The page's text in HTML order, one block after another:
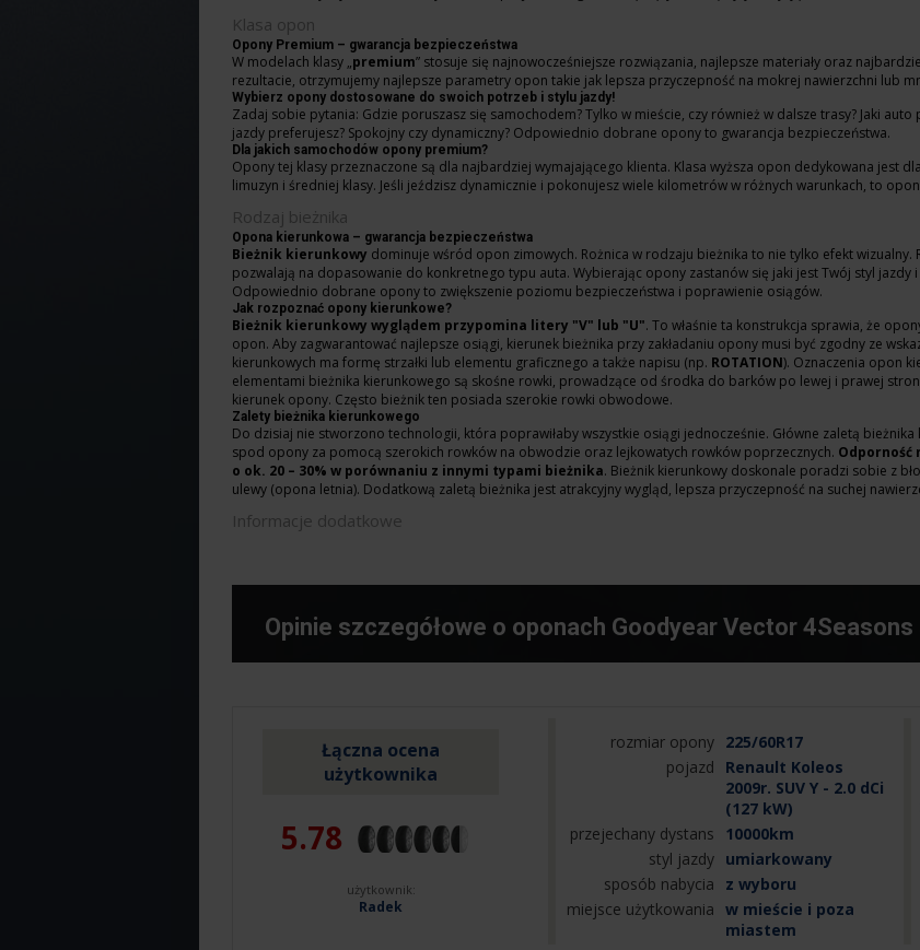
Klasa opon
Opony Premium – gwarancja bezpieczeństwa
W modelach klasy „premium” stosuje się najnowocześniejsze rozwiązania, najlepsze materiały oraz
rezultacie, otrzymujemy najlepsze parametry opon takie jak lepsza przyczepność na mokrej nawierzchni lub
Wybierz opony dostosowane do swoich potrzeb i stylu jazdy!
Zadaj sobie pytania: Gdzie poruszasz się samochodem? Tylko w mieście, czy również w dalsze trasy? Jaki auto
jazdy preferujesz? Spokojny czy dynamiczny? Odpowiednio dobrane opony to gwarancja bezpieczeństwa.
Dla jakich samochodów opony premium?
Opony tej klasy przeznaczone są dla najbardziej wymajającego klienta. Klasa wyższa opon dedykowana jest
limuzyn i średniej klasy. Jeśli jeździsz dynamicznie i pokonujesz wiele kilometrów w różnych warunkach, to
Rodzaj bieżnika
Opona kierunkowa – gwarancja bezpieczeństwa
Bieżnik kierunkowy dominuje wśród opon zimowych. Rożnica w rodzaju bieżnika to nie tylko efekt wizualny.
pozwalają na dopasowanie do konkretnego typu auta. Wybierając opony zastanów się jaki jest Twój styl jazdy
Odpowiednio dobrane opony to zwiększenie poziomu bezpieczeństwa i poprawienie osiągów.
Jak rozpoznać opony kierunkowe?
Bieżnik kierunkowy wyglądem przypomina litery "V" lub "U". To właśnie ta konstrukcja sprawia, że
opon. Aby zagwarantować najlepsze osiągi, kierunek bieżnika przy zakładaniu opony musi być zgodny ze
kierunkowych ma formę strzałki lub elementu graficznego a także napisu (np. ROTATION). Oznaczenia opon
elementami bieżnika kierunkowego są skośne rowki, prowadzące od środka do barków po lewej i prawej
kierunek opony. Często bieżnik ten posiada szerokie rowki obwodowe.
Zalety bieżnika kierunkowego
Do dzisiaj nie stworzono technologii, która poprawiłaby wszystkie osiągi jednocześnie. Główne zaletą
spod opony za pomocą szerokich rowków na obwodzie oraz lejkowatych rowków poprzecznych. Odporność
o ok. 20 – 30% w porównaniu z innymi typami bieżnika. Bieżnik kierunkowy doskonale poradzi sobie z
ulewy (opona letnia). Dodatkową zaletą bieżnika jest atrakcyjny wygląd, lepsza przyczepność na suchej
Informacje dodatkowe
Opinie szczegółowe o oponach Goodyear Vector 4Seasons
Łączna ocena
użytkownika
5.78
użytkownik:
Radek
rozmiar opony 225/60R17
pojazd
Renault Koleos
2009r. SUV Y - 2.0 dCi
(127 kW)
przejechany dystans
10000km
styl jazdy umiarkowany
sposób nabycia
z wyboru
miejsce użytkowania w mieście i poza
miastem